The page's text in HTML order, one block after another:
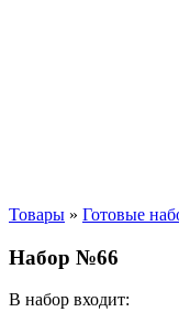
Товары » Готовые
Набор №66
В набор входит: